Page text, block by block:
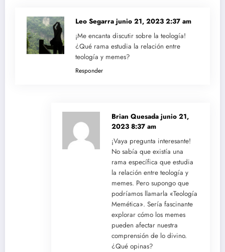
Leo Segarra junio 21, 2023 2:37 am
¡Me encanta discutir sobre la teología!
¿Qué rama estudia la relación entre
teología y memes?
Responder
Brian Quesada junio 21,
2023 8:37 am
¡Vaya pregunta interesante!
No sabía que existía una
rama específica que estudia
la relación entre teología y
memes. Pero supongo que
podríamos llamarla «Teología
Memética». Sería fascinante
explorar cómo los memes
pueden afectar nuestra
comprensión de lo divino.
¿Qué opinas?